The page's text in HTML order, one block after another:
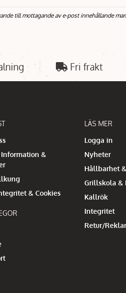
till mottagande av e-post innehållande
Fri frakt
&
& Cookies
LÄS MER
Logga in
Nyheter
Hållbarhet
Grillskola &
Kallrök
Integritet
Retur/